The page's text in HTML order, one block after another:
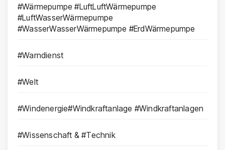
#Wärmepumpe #LuftLuftWärmepumpe
#LuftWasserWärmepumpe
#WasserWasserWärmepumpe #ErdWärmepumpe
#Warndienst
#Welt
#Windenergie#Windkraftanlage #Windkraftanlagen
#Wissenschaft & #Technik